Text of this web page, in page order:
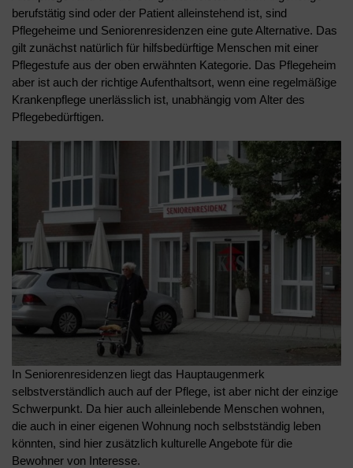
berufstätig sind oder der Patient alleinstehend ist, sind
Pflegeheime und Seniorenresidenzen eine gute Alternative. Das
gilt zunächst natürlich für hilfsbedürftige Menschen mit einer
Pflegestufe aus der oben erwähnten Kategorie. Das Pflegeheim
aber ist auch der richtige Aufenthaltsort, wenn eine regelmäßige
Krankenpflege unerlässlich ist, unabhängig vom Alter des
Pflegebedürftigen.
In Seniorenresidenzen liegt das Hauptaugenmerk
selbstverständlich auch auf der Pflege, ist aber nicht der einzige
Schwerpunkt. Da hier auch alleinlebende Menschen wohnen,
die auch in einer eigenen Wohnung noch selbstständig leben
könnten, sind hier zusätzlich kulturelle Angebote für die
Bewohner von Interesse.